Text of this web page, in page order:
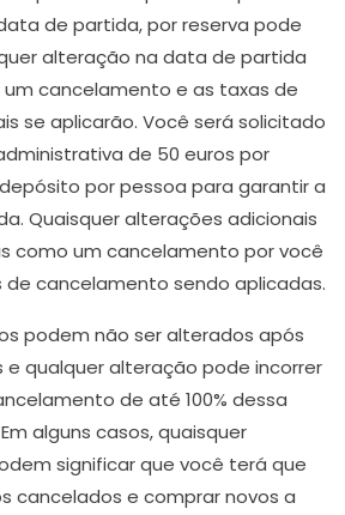
de partida, por reserva pode
alteração na data de partida
cancelamento e as taxas de
se aplicarão. Você será solicitado
de 50 euros por
por pessoa para garantir a
Quaisquer alterações adicionais
como um cancelamento por você
cancelamento sendo aplicadas.
podem não ser alterados após
qualquer alteração pode incorrer
de até 100% dessa
alguns casos, quaisquer
significar que você terá que
cancelados e comprar novos a